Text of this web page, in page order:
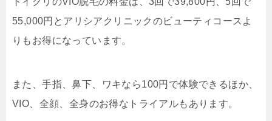
55,000円とアリシアクリニックのビューティコースよ
りもお得になっています。
また、手指、鼻下、ワキなら100円で体験できるほか、
VIO、全顔、全身のお得なトライアルもあります。